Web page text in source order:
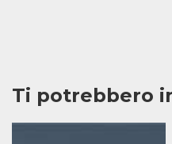
Ti potrebbero